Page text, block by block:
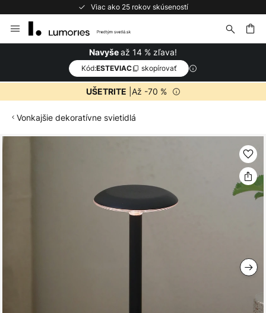
Viac ako 25 rokov skúseností
to
Navyšeaž 14 % zľava!
Kód:ESTEVIAC skopírovať
UŠETRITE |Až -70 %
Vonkajšie dekoratívne svietidlá
Preskočiť